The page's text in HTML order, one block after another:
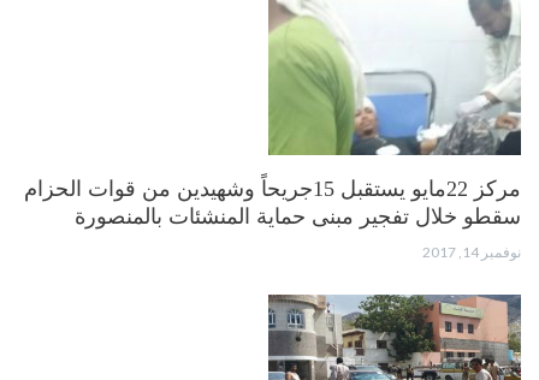
مركز 22مايو يستقبل 15جريحاً وشهيدين من قوات الحزام
سقطو خلال تفجير مبنى حماية المنشئات بالمنصورة
نوفمبر 14, 2017